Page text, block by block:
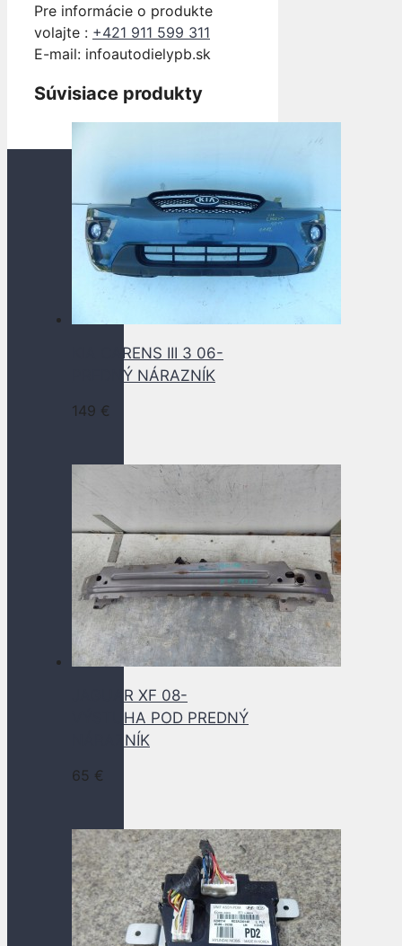
Pre informácie o produkte
volajte : +421 911 599 311
E-mail: infoautodielypb.sk
Súvisiace produkty
KIA CARENS III 3 06-
PREDNÝ NÁRAZNÍK
149 €
JAGUAR XF 08-
VÝSTUHA POD PREDNÝ
NÁRAZNÍK
65 €